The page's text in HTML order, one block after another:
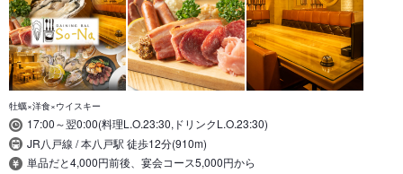
牡蠣×洋食×ウイスキー
17:00～翌0:00(料理L.O.23:30,ドリンクL.O.23:30)
JR八戸線 / 本八戸駅 徒歩12分(910m)
単品だと4,000円前後、宴会コース5,000円から